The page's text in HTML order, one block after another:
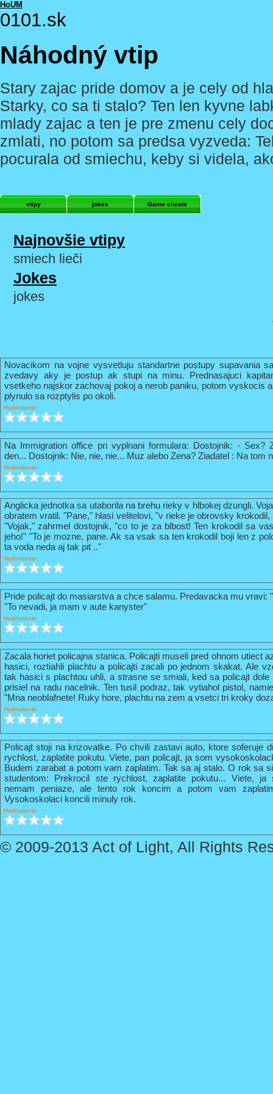
HoUM
0101.sk
Náhodný vtip
Stary zajac pride domov a je cely od
Starky, co sa ti stalo? Ten len kyvne
mlady zajac a ten je pre zmenu cely
zmlati, no potom sa predsa vyzveda:
pocurala od smiechu, keby si videla,
vtipy jokes Game cheats
Najnovšie vtipy
smiech lieči
Jokes
jokes
Novacikom na vojne vysvetluju standartne postupy supavania
zvedavy aky je postup ak stupi na minu. Prednasajuci
vsetkeho najskor zachovaj pokoj a nerob paniku, potom vyskocis
plynulo sa rozptylis po okoli.
Hodnotenie:
Na Immigration office pri vyplnani formulara: Dostojnik: - Sex?
den... Dostojnik: Nie, nie, nie... Muz alebo Zena? Ziadatel : Na tom
Hodnotenie:
Anglicka jednotka sa utaborila na brehu rieky v hlbokej dzungli.
obratem vratil. "Pane," hlasi velitelovi, "v rieke je obrovsky
"Vojak," zahrmel dostojnik, "co to je za blbost! Ten krokodil sa
jeho!" "To je mozne, pane. Ak sa vsak sa ten krokodil boji len z
ta voda neda aj tak pit .."
Hodnotenie:
Pride policajt do masiarstva a chce salamu. Predavacka mu vravi:
"To nevadi, ja mam v aute kanyster"
Hodnotenie:
Zacala horiet policajna stanica. Policajti museli pred ohnom utiect
hasici, roztiahli plachtu a policajti zacali po jednom skakat. Ale
tak hasici s plachtou uhli, a strasne se smiali, ked sa policajt
prisiel na radu nacelnik. Ten tusil podraz, tak vytiahol pistol,
"Mna neoblafnete! Ruky hore, plachtu na zem a vsetci tri kroky
Hodnotenie:
Policajt stoji na krizovatke. Po chvili zastavi auto, ktore soferuje
rychlost, zaplatite pokutu. Viete, pan policajt, ja som
Budem zarabat a potom vam zaplatim. Tak sa aj stalo. O rok sa
studentom: Prekrocil ste rychlost, zaplatite pokutu... Viete,
nemam peniaze, ale tento rok koncim a potom vam
Vysokoskolaci koncili minuly rok.
Hodnotenie:
© 2009-2013 Act of Light, All Rights